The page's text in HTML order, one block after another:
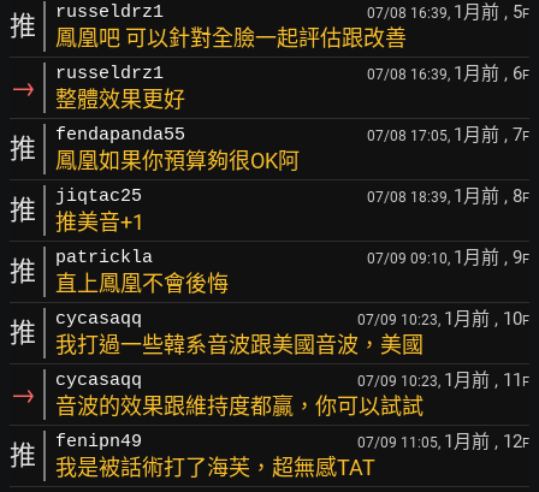
推 russeldrz1 07/08 16:39, 1月前 , 5F
鳳凰吧 可以針對全臉一起評估跟改善
→ russeldrz1 07/08 16:39, 1月前 , 6F
整體效果更好
推 fendapanda55 07/08 17:05, 1月前 , 7F
鳳凰如果你預算夠很OK阿
推 jiqtac25 07/08 18:39, 1月前 , 8F
推美音+1
推 patrickla 07/09 09:10, 1月前 , 9F
直上鳳凰不會後悔
推 cycasaqq 07/09 10:23, 1月前 , 10F
我打過一些韓系音波跟美國音波，美國
→ cycasaqq 07/09 10:23, 1月前 , 11 F
音波的效果跟維持度都贏，你可以試試
推 fenipn49 07/09 11:05, 1月前 , 12F
我是被話術打了海芙，超無感TAT